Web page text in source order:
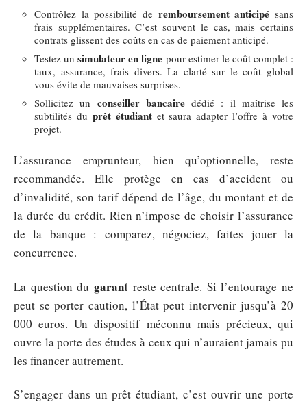
Contrôlez la possibilité de remboursement anticipé sans
frais supplémentaires. C’est souvent le cas, mais certains
contrats glissent des coûts en cas de paiement anticipé.
Testez unsimulateur en ligne pour estimer le coût complet :
taux, assurance, frais divers. La clarté sur le coût global
vous évite de mauvaises surprises.
Sollicitez un conseiller bancairedédié : il maîtrise les
subtilités du prêt étudiantet saura adapter l’offre à votre
projet.
L’assurance emprunteur, bien qu’optionnelle, reste
recommandée. Elle protège en cas d’accident ou
d’invalidité, son tarif dépend de l’âge, du montant et de
la durée du crédit. Rien n’impose de choisir l’assurance
de la banque : comparez, négociez, faites jouer la
concurrence.
La question du garantreste centrale. Si l’entourage ne
peut se porter caution, l’État peut intervenir jusqu’à 20
000 euros. Un dispositif méconnu mais précieux, qui
ouvre la porte des études à ceux qui n’auraient jamais pu
les financer autrement.
S’engager dans un prêt étudiant, c’est ouvrir une porte